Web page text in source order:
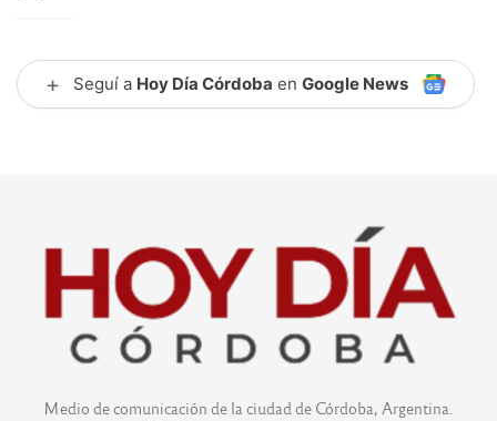
+ Seguí a Hoy Día Córdoba en Google News
Medio de comunicación de la ciudad de Córdoba, Argentina.